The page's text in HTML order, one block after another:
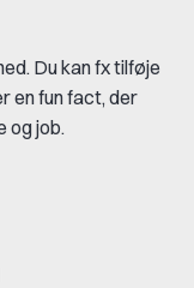
Du kan fx tilføje
en fun fact, der
og job.